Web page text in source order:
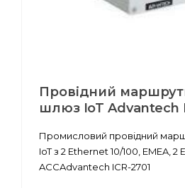
Провідний
шлюз IoT Advantech
Промисловий провідний
IoT з 2 Ethernet 10/100, EMEA, 2
ACCAdvantech ICR-2701